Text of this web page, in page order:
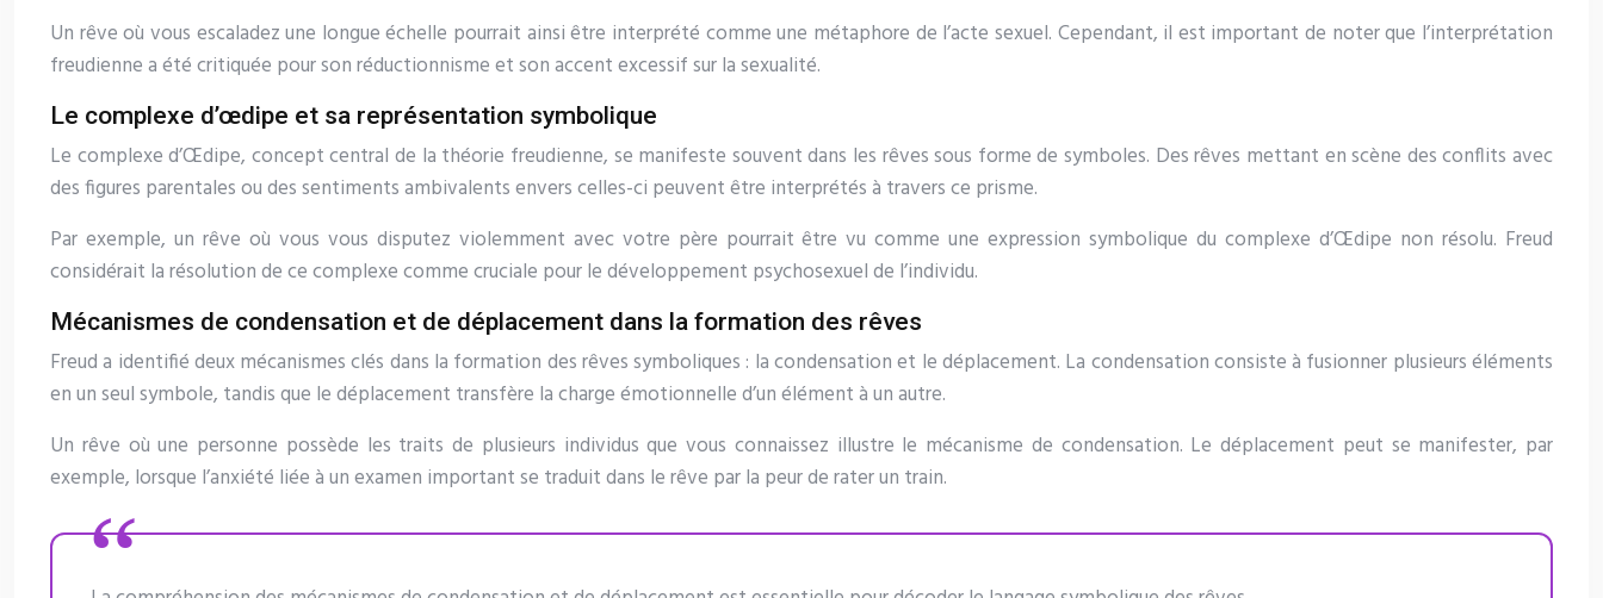
Un rêve où vous escaladez une longue échelle pourrait ainsi être interprété comme une métaphore de l’acte sexuel. Cependant, il est important de noter que l’interprétation
freudienne a été critiquée pour son réductionnisme et son accent excessif sur la sexualité.
Le complexe d’œdipe et sa représentation symbolique
Le complexe d’Œdipe, concept central de la théorie freudienne, se manifeste souvent dans les rêves sous forme de symboles. Des rêves mettant en scène des conflits avec
des figures parentales ou des sentiments ambivalents envers celles-ci peuvent être interprétés à travers ce prisme.
Par exemple, un rêve où vous vous disputez violemment avec votre père pourrait être vu comme une expression symbolique du complexe d’Œdipe non résolu. Freud
considérait la résolution de ce complexe comme cruciale pour le développement psychosexuel de l’individu.
Mécanismes de condensation et de déplacement dans la formation des rêves
Freud a identifié deux mécanismes clés dans la formation des rêves symboliques : la condensation et le déplacement. La condensation consiste à fusionner plusieurs éléments
en un seul symbole, tandis que le déplacement transfère la charge émotionnelle d’un élément à un autre.
Un rêve où une personne possède les traits de plusieurs individus que vous connaissez illustre le mécanisme de condensation. Le déplacement peut se manifester, par
exemple, lorsque l’anxiété liée à un examen important se traduit dans le rêve par la peur de rater un train.